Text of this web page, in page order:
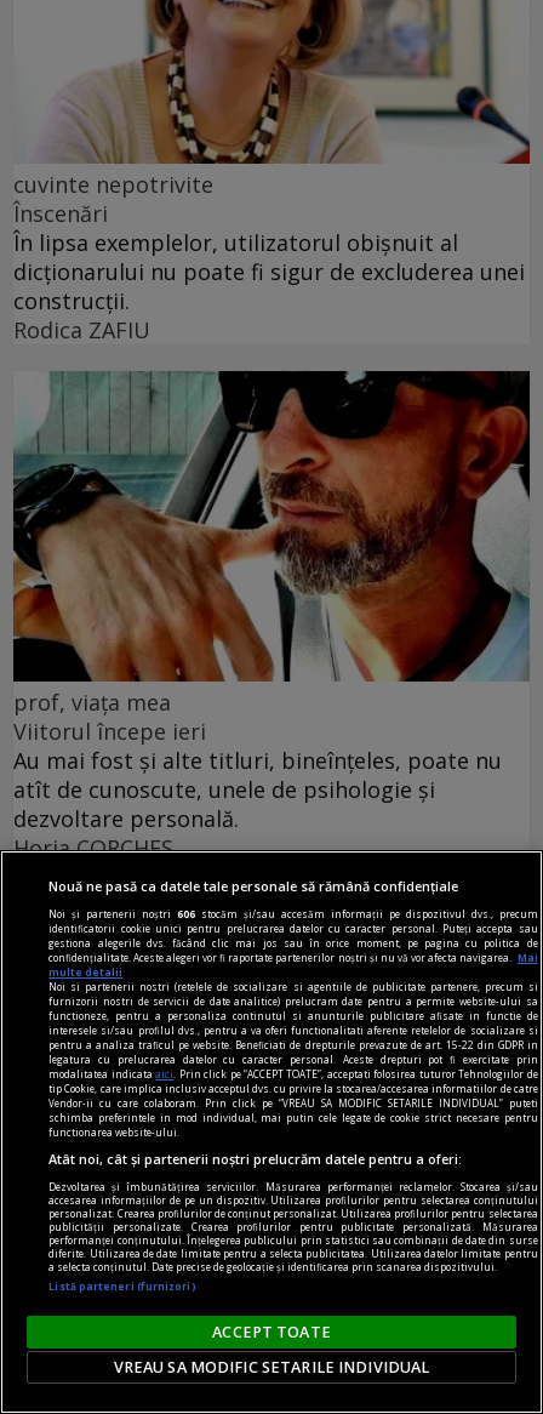
cuvinte nepotrivite
Înscenări
În lipsa exemplelor, utilizatorul obișnuit al
dicționarului nu poate fi sigur de excluderea unei
construcții.
Rodica ZAFIU
prof, viața mea
Viitorul începe ieri
Au mai fost și alte titluri, bineînțeles, poate nu
atît de cunoscute, unele de psihologie și
dezvoltare personală.
Horia CORCHEŞ
la fața timpului
Pletele celeste ale Stăpînului Planetelor
Cel puţin aceasta a fost informaţia care s-a
Nouă ne pasă ca datele tale personale să rămână confidențiale
Noi și partenerii noștri606 stocăm și/sau accesăm informații pe dispozitivul dvs., precum
identificatorii cookie unici pentru prelucrarea datelor cu caracter personal. Puteți accepta sau
gestiona alegerile dvs. făcând clic mai jos sau în orice moment, pe pagina cu politica de
confidențialitate. Aceste alegeri vor fi raportate partenerilor noștri și nu vă vor afecta navigarea.
Mai
multe detalii
Noi si partenerii nostri (retelele de socializare si agentiile de publicitate partenere, precum si
furnizorii nostri de servicii de date analitice) prelucram date pentru a permite website-ului sa
functioneze, pentru a personaliza continutul si anunturile publicitare afisate in functie de
interesele si/sau profilul dvs., pentru a va oferi functionalitati aferente retelelor de socializare si
pentru a analiza traficul pe website. Beneficiati de drepturile prevazute de art. 15-22 din GDPR in
legatura cu prelucrarea datelor cu caracter personal. Aceste drepturi pot fi exercitate prin
modalitatea indicataaici
. Prin click pe “ACCEPT TOATE”, acceptati folosirea tuturor Tehnologiilor de
tip Cookie, care implica inclusiv acceptul dvs. cu privire la stocarea/accesarea informatiilor de catre
Vendor-ii cu care colaboram. Prin click pe “VREAU SA MODIFIC SETARILE INDIVIDUAL” puteti
schimba preferintele in mod individual, mai putin cele legate de cookie strict necesare pentru
functionarea website-ului.
Atât noi, cât și partenerii noștri prelucrăm datele pentru a oferi:
Dezvoltarea și îmbunătățirea serviciilor. Măsurarea performanței reclamelor. Stocarea și/sau
accesarea informațiilor de pe un dispozitiv. Utilizarea profilurilor pentru selectarea conținutului
personalizat. Crearea profilurilor de conținut personalizat. Utilizarea profilurilor pentru selectarea
publicității personalizate. Crearea profilurilor pentru publicitate personalizată. Măsurarea
performanței conținutului. Înțelegerea publicului prin statistici sau combinații de date din surse
diferite. Utilizarea de date limitate pentru a selecta publicitatea. Utilizarea datelor limitate pentru
a selecta conținutul. Date precise de geolocație și identificarea prin scanarea dispozitivului.
Listă parteneri (furnizori)
ACCEPT TOATE
VREAU SA MODIFIC SETARILE INDIVIDUAL